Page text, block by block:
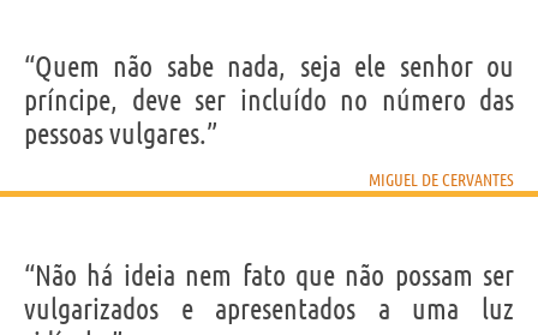
“Quem não sabe nada, seja ele senhor ou
príncipe, deve ser incluído no número das
pessoas vulgares.”
MIGUEL DE CERVANTES
“Não há ideia nem fato que não possam ser
vulgarizados e apresentados a uma luz